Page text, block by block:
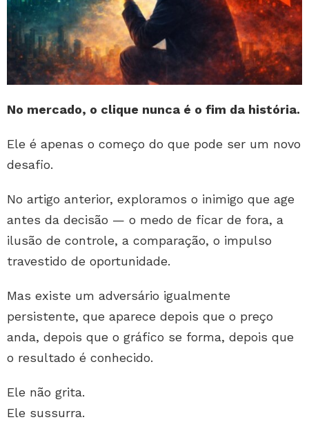
No mercado, o clique nunca é o fim da história.
Ele é apenas o começo do que pode ser um novo
desafio.
No artigo anterior, exploramos o inimigo que age
antes da decisão — o medo de ficar de fora, a
ilusão de controle, a comparação, o impulso
travestido de oportunidade.
Mas existe um adversário igualmente
persistente, que aparece depois que o preço
anda, depois que o gráfico se forma, depois que
o resultado é conhecido.
Ele não grita.
Ele sussurra.